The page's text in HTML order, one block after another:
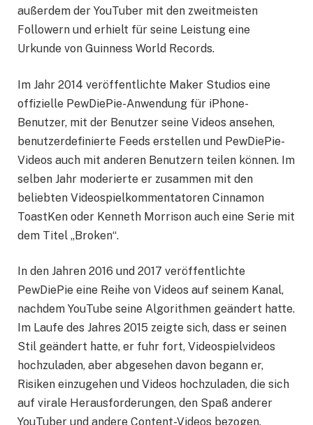
außerdem der YouTuber mit den zweitmeisten
Followern und erhielt für seine Leistung eine
Urkunde von Guinness World Records.
Im Jahr 2014 veröffentlichte Maker Studios eine
offizielle PewDiePie-Anwendung für iPhone-
Benutzer, mit der Benutzer seine Videos ansehen,
benutzerdefinierte Feeds erstellen und PewDiePie-
Videos auch mit anderen Benutzern teilen können. Im
selben Jahr moderierte er zusammen mit den
beliebten Videospielkommentatoren Cinnamon
ToastKen oder Kenneth Morrison auch eine Serie mit
dem Titel „Broken“.
In den Jahren 2016 und 2017 veröffentlichte
PewDiePie eine Reihe von Videos auf seinem Kanal,
nachdem YouTube seine Algorithmen geändert hatte.
Im Laufe des Jahres 2015 zeigte sich, dass er seinen
Stil geändert hatte, er fuhr fort, Videospielvideos
hochzuladen, aber abgesehen davon begann er,
Risiken einzugehen und Videos hochzuladen, die sich
auf virale Herausforderungen, den Spaß anderer
YouTuber und andere Content-Videos bezogen.